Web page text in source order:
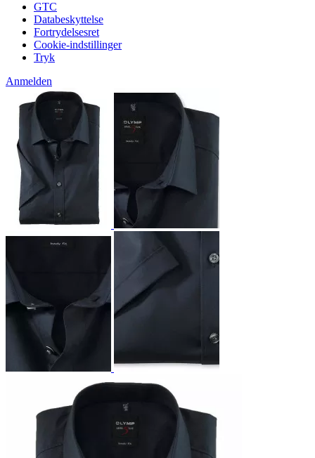
GTC
Databeskyttelse
Fortrydelsesret
Cookie-indstillinger
Tryk
Anmelden